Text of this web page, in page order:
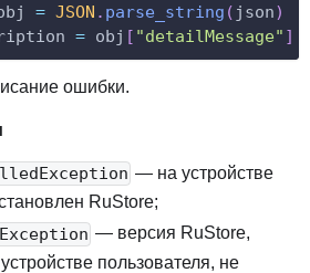
= JSON . parse_string ( json)
= obj [ "detailMessage" ]
ошибки.
— на устройстве
RuStore;
— версия RuStore,
пользователя, не